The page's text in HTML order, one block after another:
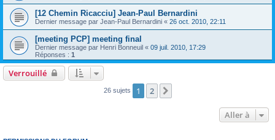
[12 Chemin Ricacciu] Jean-Paul Bernardini
Dernier message par Jean-Paul Bernardini « 26 oct. 2010, 22:11
[meeting PCP] meeting final
Dernier message par Henri Bonneuil « 09 juil. 2010, 17:29
Réponses : 1
Verrouillé
26 sujets 1 2
Aller à